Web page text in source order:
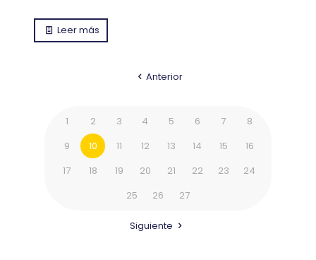
Leer más
Anterior
1 2 3 4 5 6 7
8
9
10 11 12 13 14 15
16
17
18 19 20 21 22 23
24
25
26 27
Siguiente